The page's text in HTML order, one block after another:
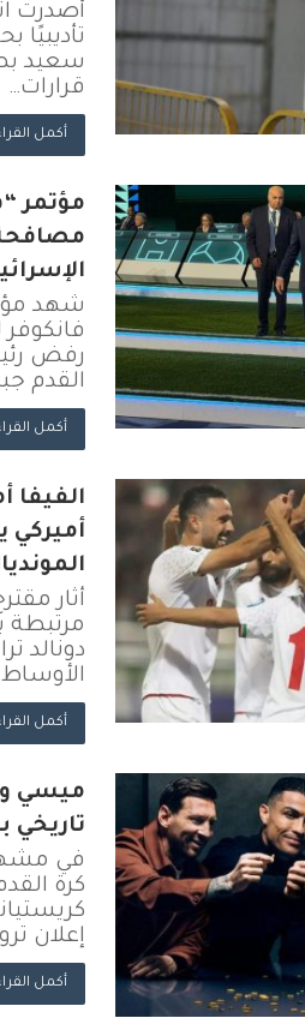
أصدرت
تأديبيًا
سعيد
قرارات…
أكمل
مؤتمر
مصافحة
شهد
رفض
القدم
أكمل
الفيفا
أميركي
أثار
مرتبطة
دونالد
أكمل
ميسي
تاريخي
في
كرة
إعلان
أكمل